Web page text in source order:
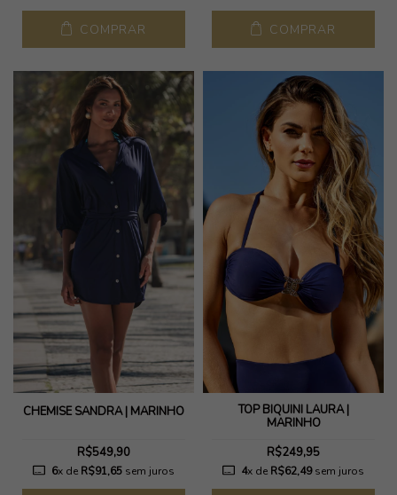
COMPRAR COMPRAR
CHEMISE SANDRA | MARINHO
R$549,90
6x de R$91,65sem juros
TOP BIQUÍNI LAURA |
MARINHO
R$249,95
4x de R$62,49sem juros